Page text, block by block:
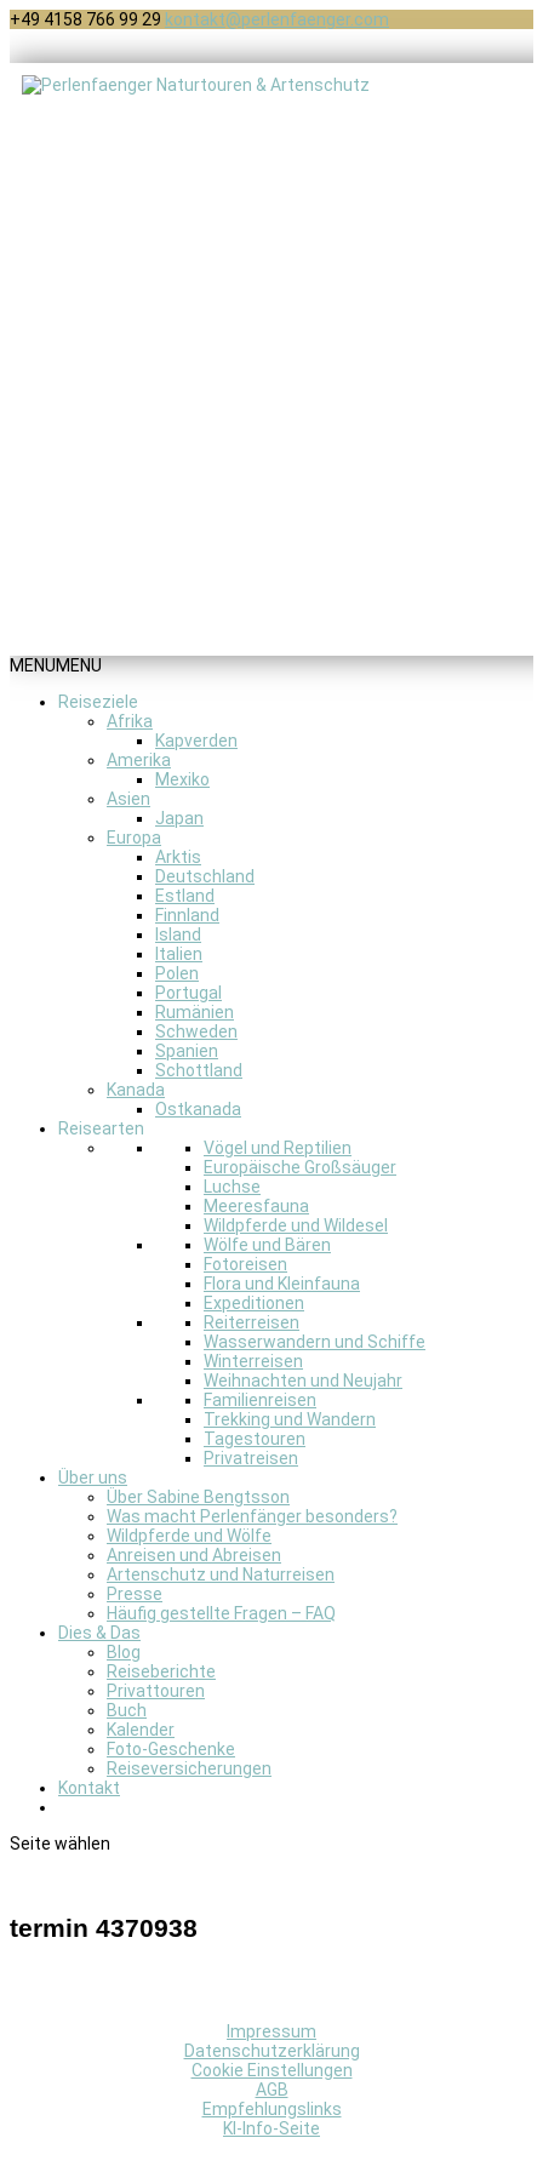
+49 4158 766 99 29 kontakt@perlenfaenger.com
MENUMENU
Reiseziele
Afrika
Kapverden
Amerika
Mexiko
Asien
Japan
Europa
Arktis
Deutschland
Estland
Finnland
Island
Italien
Polen
Portugal
Rumänien
Schweden
Spanien
Schottland
Kanada
Ostkanada
Reisearten
Vögel und Reptilien
Europäische Großsäuger
Luchse
Meeresfauna
Wildpferde und Wildesel
Wölfe und Bären
Fotoreisen
Flora und Kleinfauna
Expeditionen
Reiterreisen
Wasserwandern und Schiffe
Winterreisen
Weihnachten und Neujahr
Familienreisen
Trekking und Wandern
Tagestouren
Privatreisen
Über uns
Über Sabine Bengtsson
Was macht Perlenfänger besonders?
Wildpferde und Wölfe
Anreisen und Abreisen
Artenschutz und Naturreisen
Presse
Häufig gestellte Fragen – FAQ
Dies & Das
Blog
Reiseberichte
Privattouren
Buch
Kalender
Foto-Geschenke
Reiseversicherungen
Kontakt
Seite wählen
termin 4370938
Impressum
Datenschutzerklärung
Cookie Einstellungen
AGB
Empfehlungslinks
KI-Info-Seite